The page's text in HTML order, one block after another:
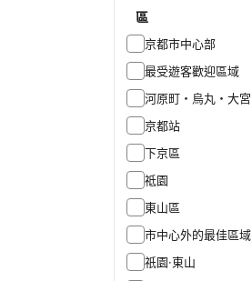
區
京都市中心部
最受遊客歡迎區域
河原町・烏丸・大宮
京都站
下京區
祗園
東山區
市中心外的最佳區域
祇園·東山